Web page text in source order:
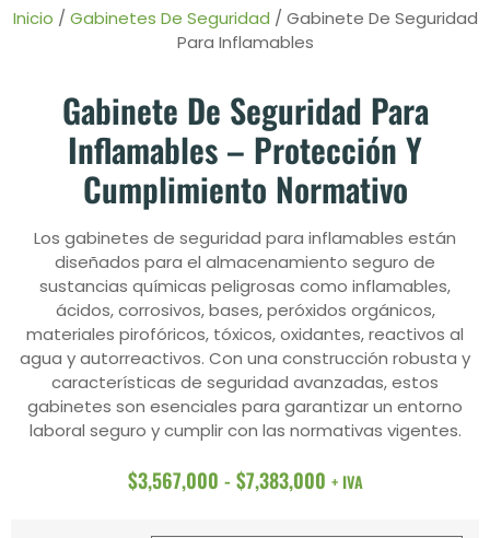
Inicio / Gabinetes De Seguridad / Gabinete De Seguridad
Para Inflamables
Gabinete De Seguridad Para
Inflamables – Protección Y
Cumplimiento Normativo
Los gabinetes de seguridad para inflamables están
diseñados para el almacenamiento seguro de
sustancias químicas peligrosas como inflamables,
ácidos, corrosivos, bases, peróxidos orgánicos,
materiales pirofóricos, tóxicos, oxidantes, reactivos al
agua y autorreactivos. Con una construcción robusta y
características de seguridad avanzadas, estos
gabinetes son esenciales para garantizar un entorno
laboral seguro y cumplir con las normativas vigentes.
$3,567,000 - $7,383,000 + IVA